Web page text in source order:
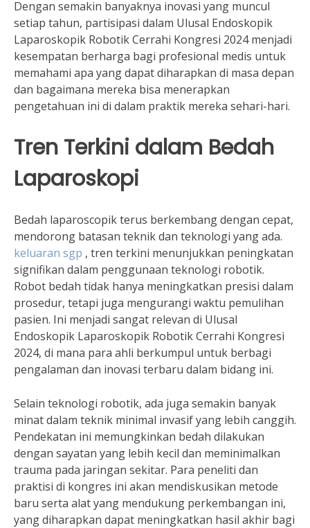
Dengan semakin banyaknya inovasi yang muncul
setiap tahun, partisipasi dalam Ulusal Endoskopik
Laparoskopik Robotik Cerrahi Kongresi 2024 menjadi
kesempatan berharga bagi profesional medis untuk
memahami apa yang dapat diharapkan di masa depan
dan bagaimana mereka bisa menerapkan
pengetahuan ini di dalam praktik mereka sehari-hari.
Tren Terkini dalam Bedah
Laparoskopi
Bedah laparoscopik terus berkembang dengan cepat,
mendorong batasan teknik dan teknologi yang ada.
keluaran sgp , tren terkini menunjukkan peningkatan
signifikan dalam penggunaan teknologi robotik.
Robot bedah tidak hanya meningkatkan presisi dalam
prosedur, tetapi juga mengurangi waktu pemulihan
pasien. Ini menjadi sangat relevan di Ulusal
Endoskopik Laparoskopik Robotik Cerrahi Kongresi
2024, di mana para ahli berkumpul untuk berbagi
pengalaman dan inovasi terbaru dalam bidang ini.
Selain teknologi robotik, ada juga semakin banyak
minat dalam teknik minimal invasif yang lebih canggih.
Pendekatan ini memungkinkan bedah dilakukan
dengan sayatan yang lebih kecil dan meminimalkan
trauma pada jaringan sekitar. Para peneliti dan
praktisi di kongres ini akan mendiskusikan metode
baru serta alat yang mendukung perkembangan ini,
yang diharapkan dapat meningkatkan hasil akhir bagi